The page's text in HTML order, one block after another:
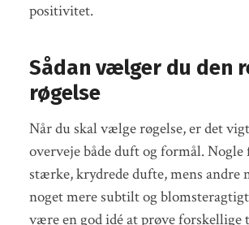
positivitet.
Sådan vælger du den
røgelse
Når du skal vælge røgelse, er det
overveje både duft og formål.
stærke, krydrede dufte, mens andre
noget mere subtilt og
være en god idé at prøve forskellige